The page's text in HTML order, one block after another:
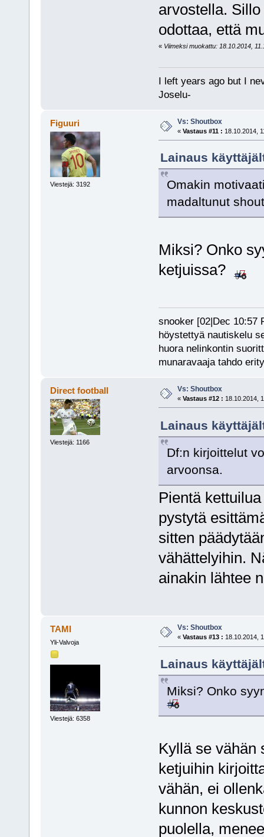
arvostella.
odottaa, että
« Viimeksi muokattu: 18.10.2014,
I left years ago but I
Joselu-
Figuuri
Viestejä: 3192
Vs: Shoutbox
« Vastaus #11 : 18.10.2014,
Lainaus
Omakin
madaltunut
Miksi? Onko
ketjuissa?
snooker [02|Dec 10:57
höystettyä nautiskelu
huora nelinkontin
munaravaaja tahdo
Direct football
Viestejä: 1166
Vs: Shoutbox
« Vastaus #12 : 18.10.2014,
Lainaus
Df:n kirjoittelut
arvoonsa.
Pientä
pystytä
sitten
vähättelyihin.
ainakin lähtee
TAMI
Yli-Valvoja
Viestejä: 6358
Vs: Shoutbox
« Vastaus #13 : 18.10.2014,
Lainaus
Miksi? Onko
Kyllä se vähän
ketjuihin
vähän, ei
kunnon
puolella,